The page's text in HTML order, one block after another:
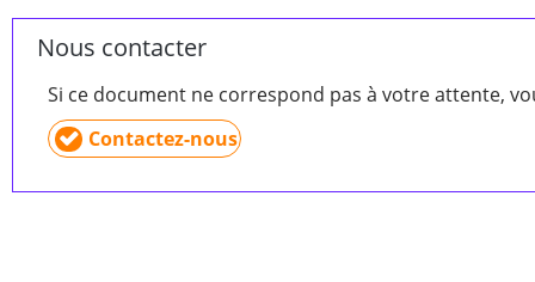
Nous contacter
Si ce document ne correspond pas à votre attente,
Contactez-nous